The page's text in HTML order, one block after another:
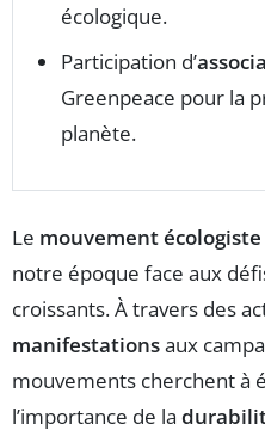
écologique.
Participation d’
Greenpeace pour la
planète.
Le mouvement écologiste
notre époque face aux
croissants. À travers des
manifestationsaux
mouvements cherchent à
l’importance de la